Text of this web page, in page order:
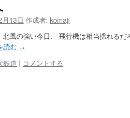
13日 作成者: komaji
北風の強い今日、 飛行機は相当揺れるだ
読む →
鉄道 | コメントする